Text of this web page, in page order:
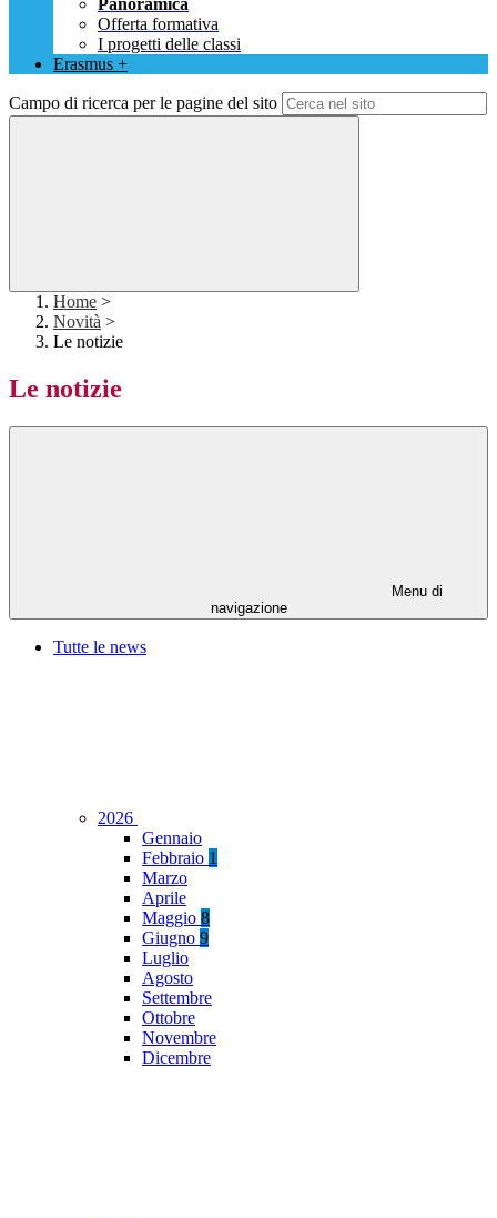
Panoramica
Offerta formativa
I progetti delle classi
Erasmus +
Campo di ricerca per le pagine del sito
Home >
Novità >
Le notizie
Le notizie
Menu di
navigazione
Tutte le news
2026
Gennaio
Febbraio 1
Marzo
Aprile
Maggio 8
Giugno 9
Luglio
Agosto
Settembre
Ottobre
Novembre
Dicembre